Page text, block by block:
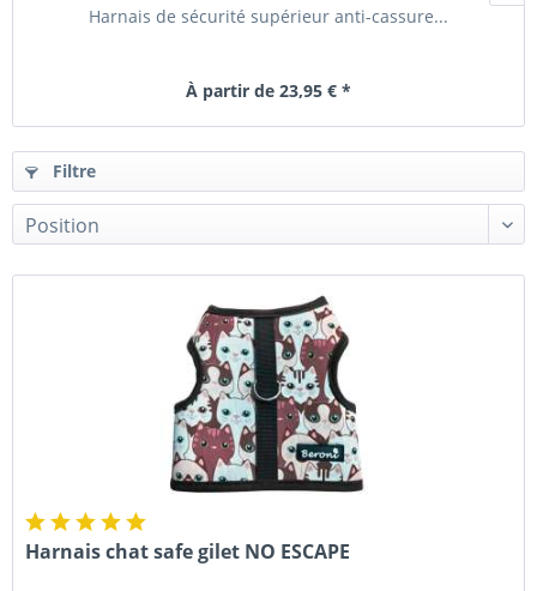
Harnais de sécurité supérieur anti-cassure...
À partir de 23,95 € *
Filtre
Harnais chat safe gilet NO ESCAPE